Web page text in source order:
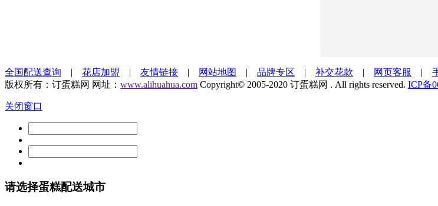
全国配送查询 | 花店加盟 | 友情链接 | 网站地图 | 品牌专区 | 补交花款 | 网页客服 |
版权所有：订蛋糕网 网址： www.alihuahua.com Copyright© 2005-2020 订蛋糕网 . All rights reserved. ICP备
关闭窗口
请选择蛋糕配送城市